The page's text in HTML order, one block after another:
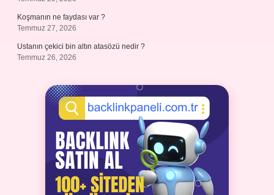
Koşmanın ne faydası var ?
Temmuz 27, 2026
Ustanın çekici bin altın atasözü nedir ?
Temmuz 26, 2026